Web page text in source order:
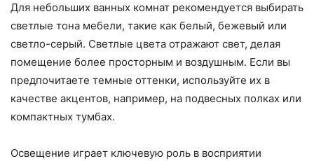
Для небольших ванных комнат рекомендуется выбирать
светлые тона мебели, такие как белый, бежевый или
светло-серый. Светлые цвета отражают свет, делая
помещение более просторным и воздушным. Если вы
предпочитаете темные оттенки, используйте их в
качестве акцентов, например, на подвесных полках или
компактных тумбах.
Освещение играет ключевую роль в восприятии